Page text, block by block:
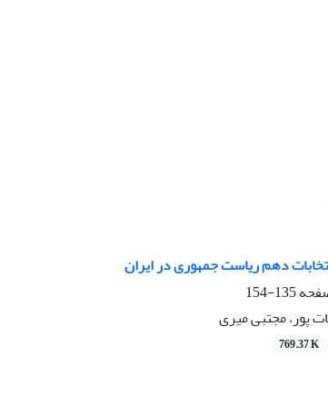
دهم ریاست جمهوری در ایران
135-154
پور، مجتبی میری
769.37 K